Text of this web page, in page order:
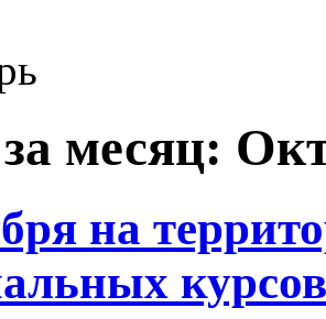
месяц:
на